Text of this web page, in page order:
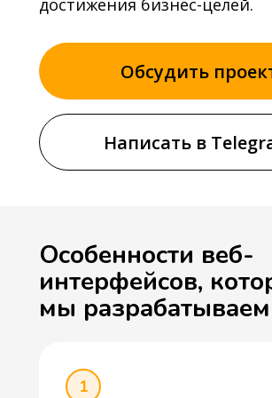
достижения бизнес-целей.
Написать в
Обсудить
1
Особенности веб-
интерфейсов,
мы разрабатываем